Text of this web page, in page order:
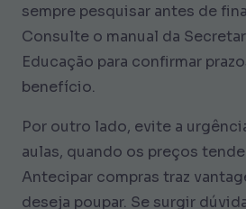
sempre pesquisar antes de
Consulte o manual da
Educação para confirmar
benefício.
Por outro lado, evite a
aulas, quando os preços
Antecipar compras traz
deseja poupar. Se surgir